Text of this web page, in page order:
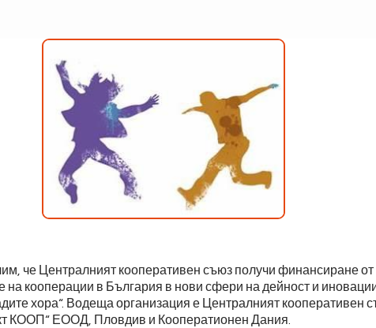
че Централният кооперативен съюз получи финансиране
на кооперации в България в нови сфери на дейност и
хора“. Водеща организация е Централният кооперативен
КООП“ ЕООД, Пловдив и Кооператионен Дания.